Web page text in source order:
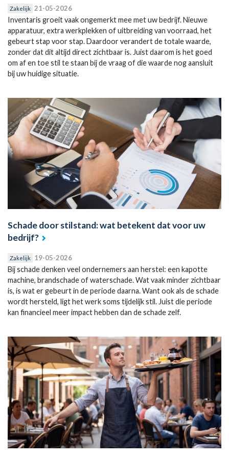
Zakelijk 21-05-2026
Inventaris groeit vaak ongemerkt mee met uw bedrijf. Nieuwe
apparatuur, extra werkplekken of uitbreiding van voorraad, het
gebeurt stap voor stap. Daardoor verandert de totale waarde,
zonder dat dit altijd direct zichtbaar is. Juist daarom is het goed
om af en toe stil te staan bij de vraag of die waarde nog aansluit
bij uw huidige situatie.
Schade door stilstand: wat betekent dat voor uw
bedrijf?
Zakelijk 19-05-2026
Bij schade denken veel ondernemers aan herstel: een kapotte
machine, brandschade of waterschade. Wat vaak minder zichtbaar
is, is wat er gebeurt in de periode daarna. Want ook als de schade
wordt hersteld, ligt het werk soms tijdelijk stil. Juist die periode
kan financieel meer impact hebben dan de schade zelf.